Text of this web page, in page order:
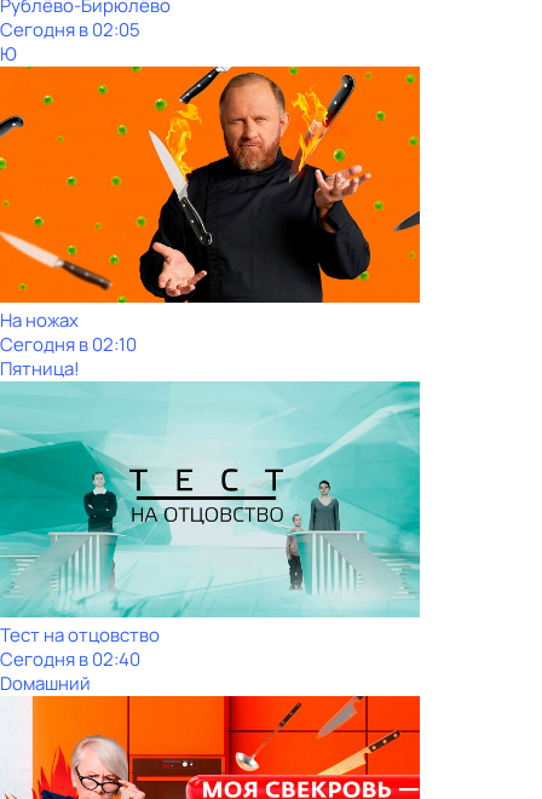
Рублёво-Бирюлёво
Сегодня в 02:05
Ю
На ножах
Сегодня в 02:10
Пятница!
Тест на отцовство
Сегодня в 02:40
Dомашний